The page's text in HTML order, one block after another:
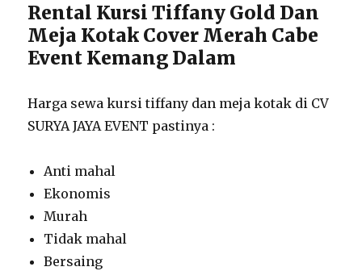
Rental Kursi Tiffany Gold Dan
Meja Kotak Cover Merah Cabe
Event Kemang Dalam
Harga sewa kursi tiffany dan meja kotak di CV
SURYA JAYA EVENT pastinya :
Anti mahal
Ekonomis
Murah
Tidak mahal
Bersaing